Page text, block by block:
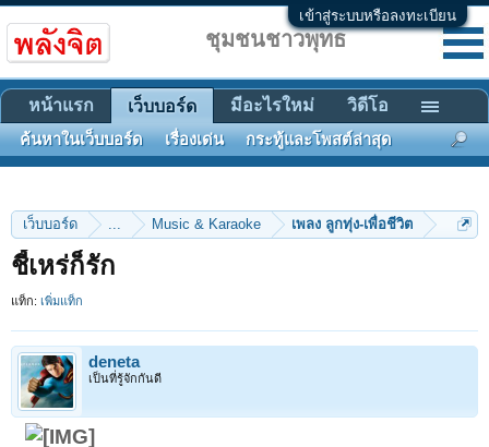
เข้าสู่ระบบหรือลงทะเบียน
เว็บบอร์ด ... Music & Karaoke เพลง ลูกทุ่ง-เพื่อชีวิต
ชี้เหร่ก็รัก
แท็ก: เพิ่มแท็ก
deneta
เป็นที่รู้จักกันดี
ชุมชนชาวพุทธ
หน้าแรก เว็บบอร์ด
ค้นหาในเว็บบอร์ด เรื่องเด่น กระทู้และโพสต์ล่าสุด
มีอะไรใหม่ วิดีโอ